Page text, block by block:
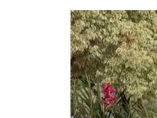
Descárgate